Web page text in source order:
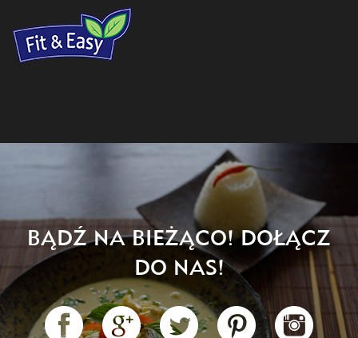
BĄDŹ NA BIEŻĄCO! DOŁĄCZ
DO NAS!